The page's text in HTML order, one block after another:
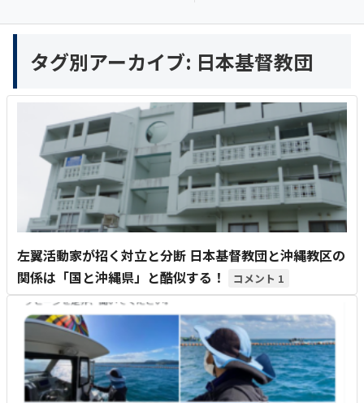
タグ別アーカイブ: 日本基督教団
左翼活動家が招く対立と分断 日本基督教団と沖縄教区の
関係は「国と沖縄県」と酷似する！
1